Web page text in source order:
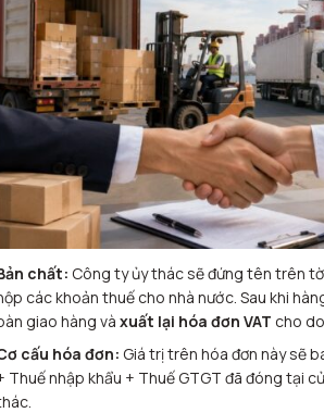
chất: Công ty ủy thác sẽ đứng tên trên
các khoản thuế cho nhà nước. Sau khi
giao hàng và xuất lại hóa đơn VAT cho
cấu hóa đơn: Giá trị trên hóa đơn này sẽ
Thuế nhập khẩu + Thuế GTGT đã đóng tại